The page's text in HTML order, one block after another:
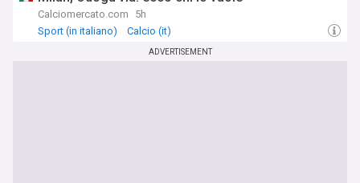
Calciomercato.com
5h
Sport (in italiano)
Calcio (it)
ADVERTISEMENT